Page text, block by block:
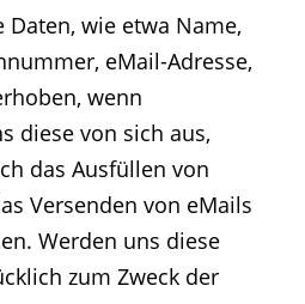
Daten, wie etwa Name,
eMail-Adresse,
wenn
diese von sich aus,
das Ausfüllen von
Versenden von eMails
Werden uns diese
zum Zweck der